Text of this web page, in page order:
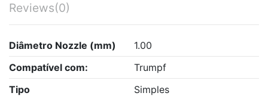
Reviews(0)
Diâmetro Nozzle (mm)
1.00
Compatível com:
Trumpf
Tipo
Simples